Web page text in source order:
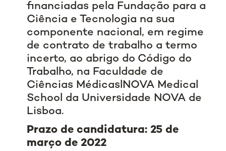
financiadas pela Fundação para a
Ciência e Tecnologia na sua
componente nacional, em regime
de contrato de trabalho a termo
incerto, ao abrigo do Código do
Trabalho, na Faculdade de
Ciências MédicaslNOVA Medical
School da Universidade NOVA de
Lisboa.
Prazo de candidatura: 25 de
março de 2022